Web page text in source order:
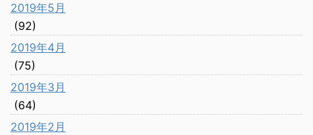
2019年5月
(92)
2019年4月
(75)
2019年3月
(64)
2019年2月